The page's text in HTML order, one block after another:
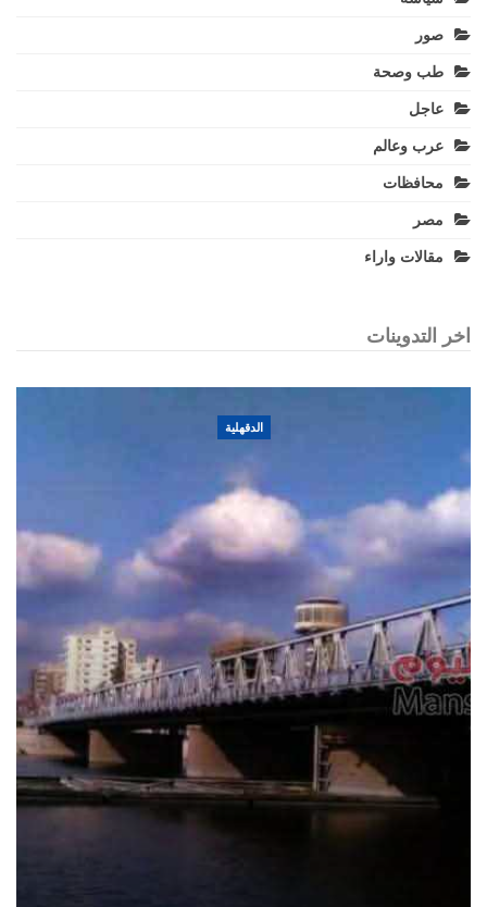
صور
طب وصحة
عاجل
عرب وعالم
محافظات
مصر
مقالات واراء
اخر التدوينات
الدقهلية